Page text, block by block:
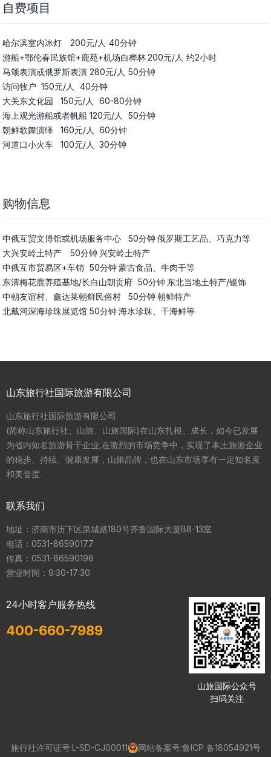
自费项目
哈尔滨室内冰灯	200元/人	40分钟
游船+鄂伦春民族馆+鹿苑+机场白桦林	200元/人	约2小时
马颂表演或俄罗斯表演	280元/人	50分钟
访问牧户	150元/人	40分钟
大关东文化园	150元/人	60-80分钟
海上观光游船或者帆船	120元/人	50分钟
朝鲜歌舞演绎	160元/人	60分钟
河道口小火车	100元/人	30分钟
购物信息
中俄互贸文博馆或机场服务中心	50分钟	俄罗斯工艺品、巧克力等
大兴安岭土特产	50分钟	兴安岭土特产
中俄互市贸易区+车销	50分钟	蒙古食品、牛肉干等
东清梅花鹿养殖基地/长白山朝贡府	50分钟	东北当地土特产/银饰
中朝友谊村、鑫达莱朝鲜民俗村	50分钟	朝鲜特产
北戴河深海珍珠展览馆	50分钟	海水珍珠、干海鲜等
山东旅行社国际旅游有限公司
山东旅行社国际旅游有限公司
(简称山东旅行社、山旅、山旅国际)在山东扎根、成长，如今已发展
为省内知名旅游骨干企业,在激烈的市场竞争中，实现了本土旅游企业
的稳步、持续、健康发展，山旅品牌，也在山东市场享有一定知名度
和美誉度.
联系我们
地址：济南市历下区泉城路180号齐鲁国际大厦B8-13室
电话：0531-86590177
传真：0531-86590198
营业时间：9:30-17:30
24小时客户服务热线
400-660-7989
山旅国际公众号
扫码关注
旅行社许可证号:L-SD-CJ00011 网站备案号:鲁ICP 备18054921号